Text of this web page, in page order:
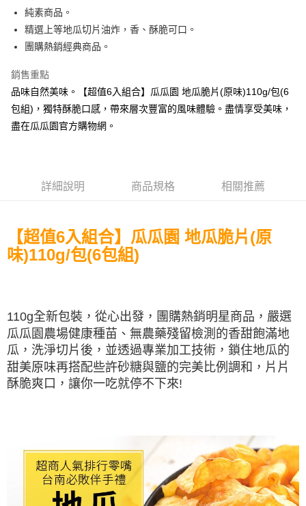
Apple Pay
街口支付
全盈+PAY
AFTEE先享後付
相關說明
１．簡單：不需註冊會員、不需綁卡、不需儲值。
２．便利：只要手機號碼，簡訊認證，即可結帳。
【「AFTEE先享後付」結帳流程】
１．於結帳方式選擇「AFTEE先享後付」後，將跳轉至「AFTEE先享後付」
結帳頁面，進行簡訊認證並確認金額後，即可完成結帳。
２．訂單成立數日內，您將收到繳費通知簡訊。
購買商品的店家。未經商家同意取消之訂單仍視為有效，需透過AFTEE先享
後付繳納相關費用。
※ 交易是否成功請以「AFTEE先享後付 」之結帳頁面顯示為準，若有關於
是否繳費成功／繳費後需取消欲退款等相關疑問，請聯繫「AFTEE先享後付
客戶支援中心」https://netprotections.freshdesk.com/support/home
【注意事項】
２．關於個人資料處理事宜，請瀏覽以下網址：
https://aftee.tw/terms/#terms3
３．未成年的使用者請事先徵得法定代理人或監護人之同意方可使用
「AFTEE先享後付」，若未經同意申辦者引起之損失，本公司不負相關責
４．使用「AFTEE先享後付」時，將依據個別帳號之用戶狀況，依本公司即
全家取貨付款
每筆NT$120，滿NT$599(含以上)免運費
宅配到府(常溫)
每筆NT$120，滿NT$1,500(含以上)免運費
常溫貨到付款
每筆NT$120，滿NT$1,500(含以上)免運費
純素商品。
精選上等地瓜切片油炸，香、酥脆可口。
團購熱銷經典商品。
銷售重點
品味自然美味。【超值6入組合】瓜瓜園 地瓜脆片(原味)110g/包(6
包組)，獨特酥脆口感，帶來層次豐富的風味體驗。盡情享受美味，
盡在瓜瓜園官方購物網。
詳細說明 商品規格 相關推薦
【超值6入組合】瓜瓜園 地瓜脆片(原
味)110g/包(6包組)
110g全新包裝，從心出發， 團購熱銷明星商品，嚴選
瓜瓜園農場健康種苗、無農藥殘留檢測的香甜飽滿地
瓜，洗淨切片後，並透過專業加工技術，鎖住地瓜的
甜美原味再搭配些許砂糖與鹽的完美比例調和，片片
酥脆爽口，讓你一吃就停不下來!